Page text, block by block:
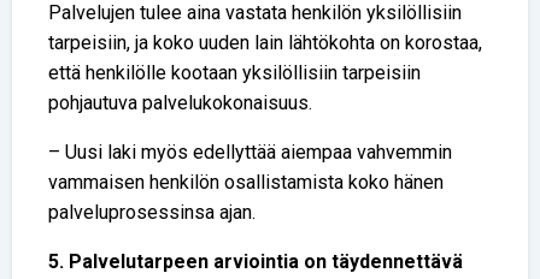
Palvelujen tulee aina vastata henkilön yksilöllisiin
tarpeisiin, ja koko uuden lain lähtökohta on korostaa,
että henkilölle kootaan yksilöllisiin tarpeisiin
pohjautuva palvelukokonaisuus.
– Uusi laki myös edellyttää aiempaa vahvemmin
vammaisen henkilön osallistamista koko hänen
palveluprosessinsa ajan.
5. Palvelutarpeen arviointia on täydennettävä